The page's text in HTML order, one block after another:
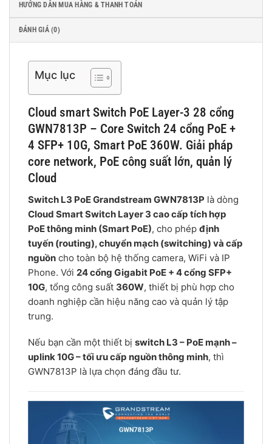
HƯỚNG DẪN MUA HÀNG & THANH TOÁN
ĐÁNH GIÁ (0)
Mục lục
Cloud smart Switch PoE Layer-3 28 cổng
GWN7813P – Core Switch 24 cổng PoE +
4 SFP+ 10G, Smart PoE 360W. Giải pháp
core network, PoE công suất lớn, quản lý
Cloud
Switch L3 PoE Grandstream GWN7813P là dòng
Cloud Smart Switch Layer 3 cao cấp tích hợp
PoE thông minh (Smart PoE), cho phép định
tuyến (routing), chuyển mạch (switching) và cấp
nguồn cho toàn bộ hệ thống camera, WiFi và IP
Phone. Với 24 cổng Gigabit PoE + 4 cổng SFP+
10G, tổng công suất 360W, thiết bị phù hợp cho
doanh nghiệp cần hiệu năng cao và quản lý tập
trung.
Nếu bạn cần một thiết bị switch L3 – PoE mạnh –
uplink 10G – tối ưu cấp nguồn thông minh, thì
GWN7813P là lựa chọn đáng đầu tư.